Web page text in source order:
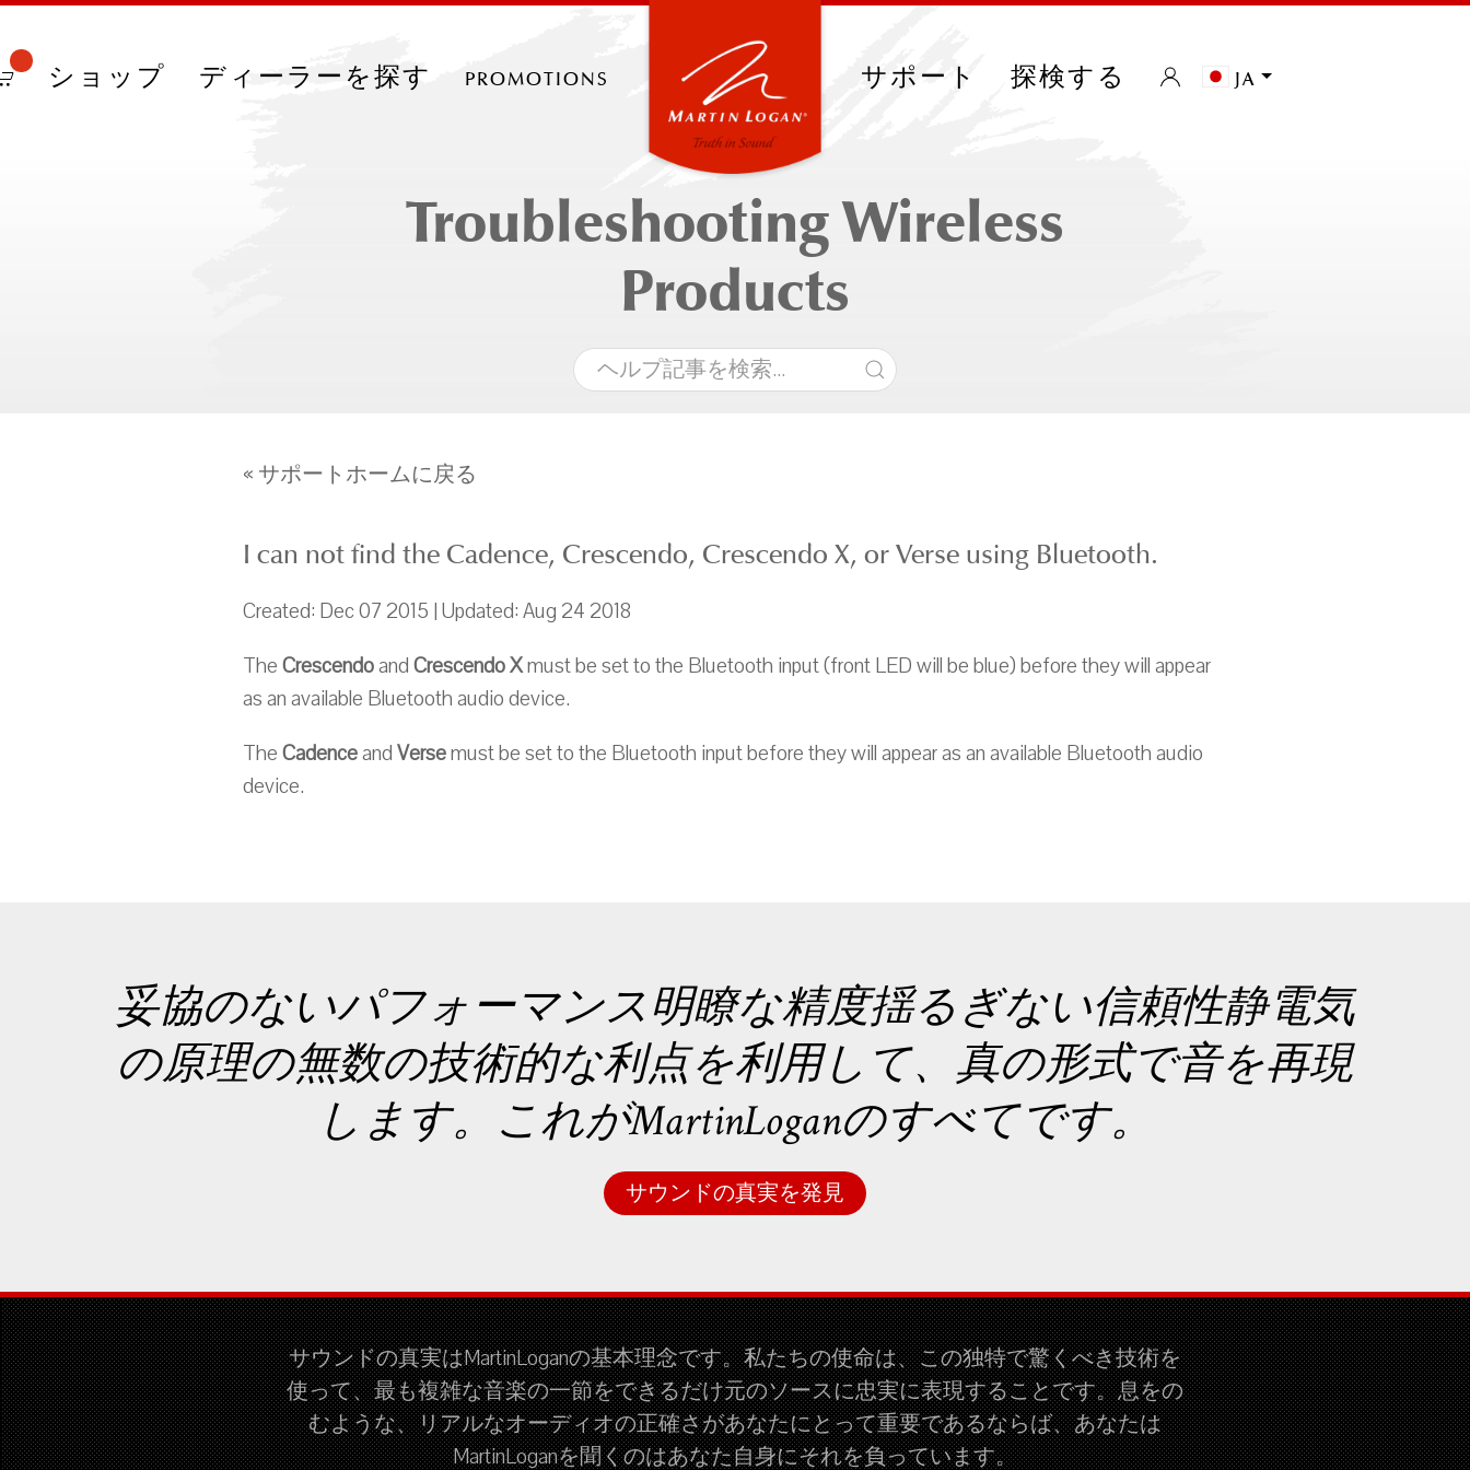
ショップ ディーラーを探す promotions サポート 探検する ja
Troubleshooting Wireless
Products
« サポートホームに戻る
I can not find the Cadence, Crescendo, Crescendo X, or Verse using Bluetooth.
Created: Dec 07 2015 | Updated: Aug 24 2018
TheCrescendoandCrescendo Xmust be set to the Bluetooth input (front LED will be blue) before they will appear
as an available Bluetooth audio device.
TheCadenceandVersemust be set to the Bluetooth input before they will appear as an available Bluetooth audio
device.
妥協のないパフォーマンス明瞭な精度揺るぎない信頼性静電気
の原理の無数の技術的な利点を利用して、真の形式で音を再現
します。これがMartinLoganのすべてです。
サウンドの真実を発見
サウンドの真実はMartinLoganの基本理念です。私たちの使命は、この独特で驚くべき技術を
使って、最も複雑な音楽の一節をできるだけ元のソースに忠実に表現することです。息をの
むような、リアルなオーディオの正確さがあなたにとって重要であるならば、あなたは
MartinLoganを聞くのはあなた自身にそれを負っています。